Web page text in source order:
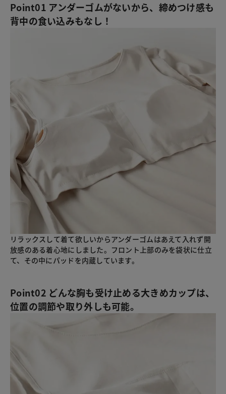
Point01 アンダーゴムがないから、締めつけ感も
背中の食い込みもなし！
リラックスして着て欲しいからアンダーゴムはあえて入れず開
放感のある着心地にしました。フロント上部のみを袋状に仕立
て、その中にパッドを内蔵しています。
Point02 どんな胸も受け止める大きめカップは、
位置の調節や取り外しも可能。